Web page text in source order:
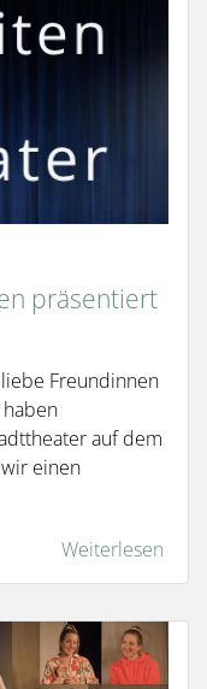
präsentiert
Freundinnen
auf dem
einen
Weiterlesen